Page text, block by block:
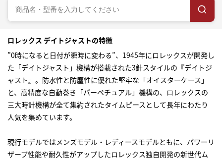
ロレックス デイトジャストの特徴
”0時になると日付が瞬時に変わる”、1945年にロレックスが開発し
た「デイトジャスト」機構が搭載された3針スタイルの『デイトジ
ャスト』。防水性と防塵性に優れた堅牢な「オイスターケース」
と、高精度な自動巻き「パーペチュアル」機構の、ロレックスの
三大時計機構が全て集約されたタイムピースとして長年にわたり
人気を集めています。
現行モデルではメンズモデル・レディースモデルともに、パワーリ
ザーブ性能や耐久性がアップしたロレックス独自開発の新世代ム